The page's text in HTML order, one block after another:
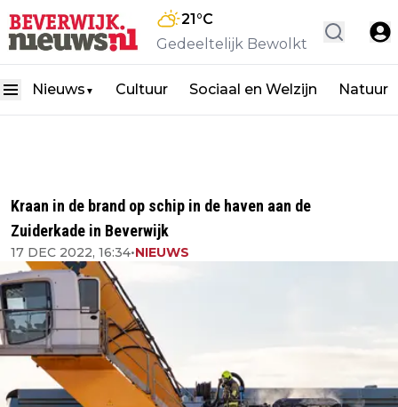
21°C
Gedeeltelijk Bewolkt
Nieuws ▼ Cultuur Sociaal en Welzijn Natuur
Kraan in de brand op schip in de haven aan de
Zuiderkade in Beverwijk
17 DEC 2022, 16:34•NIEUWS